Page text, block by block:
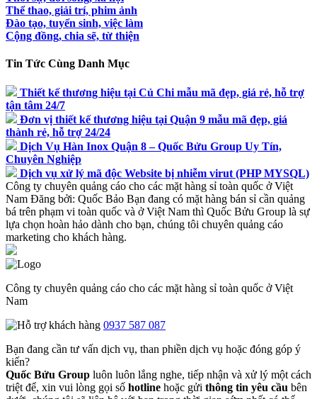
Thể thao, giải trí, phim ảnh
Đào tạo, tuyển sinh, việc làm
Cộng đồng, chia sẽ, từ thiện
Tin Tức Cùng Danh Mục
Thiết kế thương hiệu tại Củ Chi mẫu mã đẹp, giá rẻ, hỗ trợ
tận tâm 24/7
Đơn vị thiết kế thương hiệu tại Quận 9 mẫu mã đẹp, giá
thành rẻ, hỗ trợ 24/24
Dịch Vụ Hàn Inox Quận 8 – Quốc Bửu Group Uy Tín,
Chuyên Nghiệp
Dịch vụ xử lý mã độc Website bị nhiễm virut (PHP MYSQL)
Công ty chuyên quảng cáo cho các mặt hàng sỉ toàn quốc ở Việt
Nam Đăng bởi: Quốc Bảo Bạn đang có mặt hàng bán sỉ cần quảng
bá trên phạm vi toàn quốc và ở Việt Nam thì Quốc Bửu Group là sự
lựa chọn hoàn hảo dành cho bạn, chúng tôi chuyên quảng cáo
marketing cho khách hàng.
Công ty chuyên quảng cáo cho các mặt hàng sỉ toàn quốc ở Việt
Nam
0937 587 087
Bạn đang cần tư vấn dịch vụ, than phiền dịch vụ hoặc đóng góp ý
kiến?
Quốc Bửu Group luôn luôn lắng nghe, tiếp nhận và xử lý một cách
triệt để, xin vui lòng gọi số hotline hoặc gửi thông tin yêu cầu bên